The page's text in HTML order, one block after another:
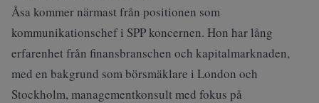
Åsa kommer närmast från positionen som
kommunikationschef i SPP koncernen. Hon har lång
erfarenhet från finansbranschen och kapitalmarknaden,
med en bakgrund som börsmäklare i London och
Stockholm, managementkonsult med fokus på